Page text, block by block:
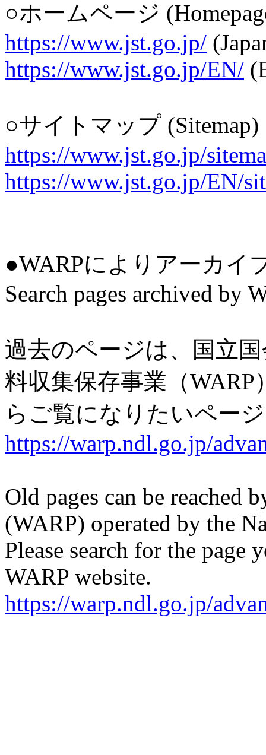
○ホームページ
https://www.jst.go.jp/
https://www.jst.go.jp/EN/
○サイトマップ (Sitemap)
https://www.jst.go.jp/
https://www.jst.go.jp/EN/
●WARPによりアーカイ
Search pages archived by
過去のページは、国立
料収集保存事業（
らご覧になりたいペー
https://warp.ndl.go.jp/
Old pages can be reached
(WARP) operated by the
Please search for the
WARP website.
https://warp.ndl.go.jp/